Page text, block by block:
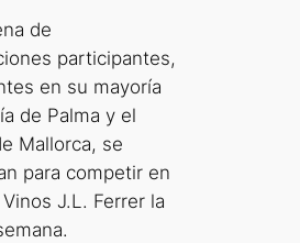
de
participantes,
en su mayoría
de Palma y el
Mallorca, se
para competir en
J.L. Ferrer la